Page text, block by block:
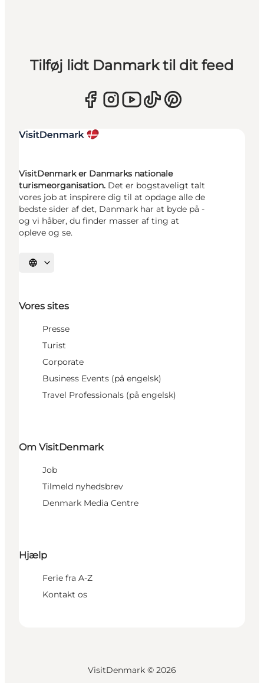
Tilføj lidt Danmark til dit feed
VisitDenmark er Danmarks nationale
turismeorganisation. Det er bogstaveligt talt
vores job at inspirere dig til at opdage alle de
bedste sider af det, Danmark har at byde på -
og vi håber, du finder masser af ting at
opleve og se.
Vælg sprog
Vores sites
Presse
Turist
Corporate
Business Events (på engelsk)
Travel Professionals (på engelsk)
Om VisitDenmark
Job
Tilmeld nyhedsbrev
Denmark Media Centre
Hjælp
Ferie fra A-Z
Kontakt os
VisitDenmark © 2026